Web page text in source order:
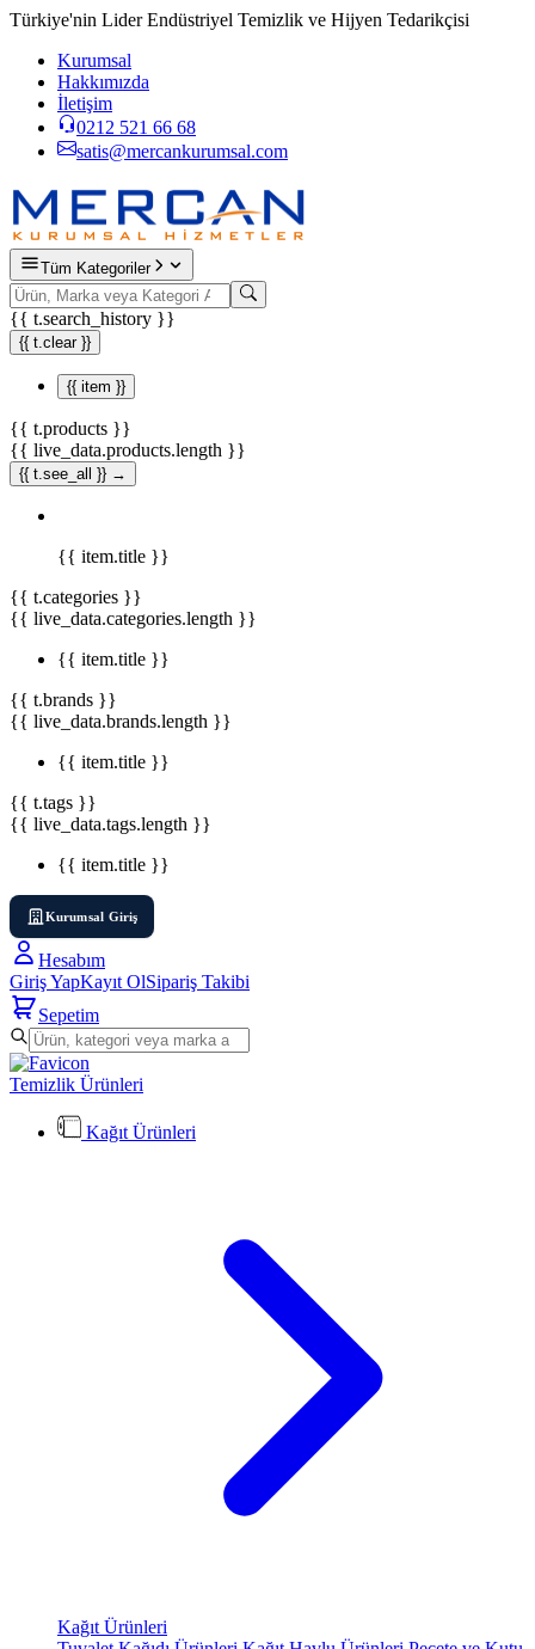
Türkiye'nin Lider Endüstriyel Temizlik ve Hijyen Tedarikçisi
Kurumsal
Hakkımızda
İletişim
0212 521 66 68
satis@mercankurumsal.com
Tüm Kategoriler
{{ t.search_history }}
{{ t.clear }}
{{ item }}
{{ t.products }}
{{ live_data.products.length }}
{{ t.see_all }} →
{{ item.title }}
{{ t.categories }}
{{ live_data.categories.length }}
{{ item.title }}
{{ t.brands }}
{{ live_data.brands.length }}
{{ item.title }}
{{ t.tags }}
{{ live_data.tags.length }}
{{ item.title }}
Kurumsal Giriş
Hesabım
Giriş YapKayıt OlSipariş Takibi
Sepetim
Temizlik Ürünleri
Kağıt Ürünleri
Kağıt Ürünleri